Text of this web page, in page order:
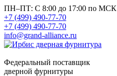
ПН–ПТ: С 8:00 до 17:00 по МСК
+7 (499) 490-77-70
+7 (499) 490-77-70
info@grand-alliance.ru
Федеральный поставщик
дверной фурнитуры